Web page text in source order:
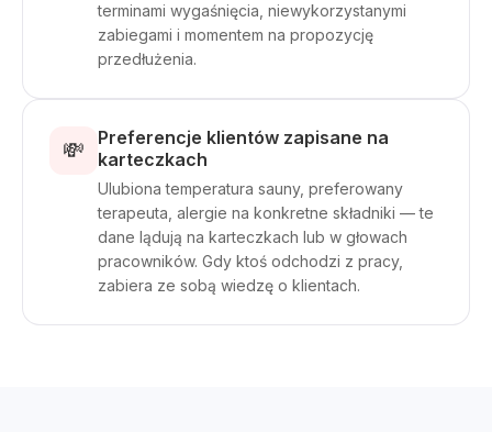
terminami wygaśnięcia, niewykorzystanymi
zabiegami i momentem na propozycję
przedłużenia.
💸
Preferencje klientów zapisane na
karteczkach
Ulubiona temperatura sauny, preferowany
terapeuta, alergie na konkretne składniki — te
dane lądują na karteczkach lub w głowach
pracowników. Gdy ktoś odchodzi z pracy,
zabiera ze sobą wiedzę o klientach.